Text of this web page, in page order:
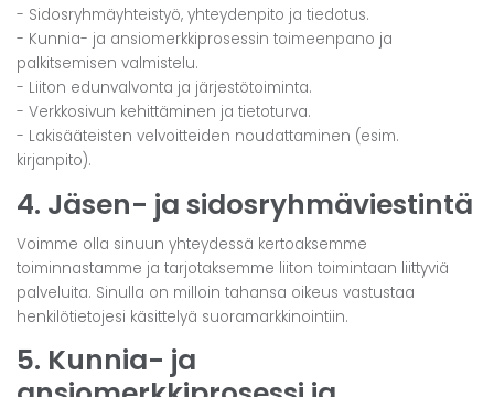
- Sidosryhmäyhteistyö, yhteydenpito ja tiedotus.
- Kunnia- ja ansiomerkkiprosessin toimeenpano ja
palkitsemisen valmistelu.
- Liiton edunvalvonta ja järjestötoiminta.
- Verkkosivun kehittäminen ja tietoturva.
- Lakisääteisten velvoitteiden noudattaminen (esim.
kirjanpito).
4. Jäsen- ja sidosryhmäviestintä
Voimme olla sinuun yhteydessä kertoaksemme
toiminnastamme ja tarjotaksemme liiton toimintaan liittyviä
palveluita. Sinulla on milloin tahansa oikeus vastustaa
henkilötietojesi käsittelyä suoramarkkinointiin.
5. Kunnia- ja